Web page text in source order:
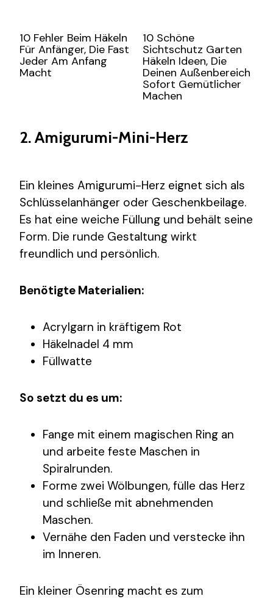
10 Fehler Beim Häkeln
Für Anfänger, Die Fast
Jeder Am Anfang
Macht
10 Schöne
Sichtschutz Garten
Häkeln Ideen, Die
Deinen Außenbereich
Sofort Gemütlicher
Machen
2. Amigurumi-Mini-Herz
Ein kleines Amigurumi-Herz eignet sich als
Schlüsselanhänger oder Geschenkbeilage.
Es hat eine weiche Füllung und behält seine
Form. Die runde Gestaltung wirkt
freundlich und persönlich.
Benötigte Materialien:
Acrylgarn in kräftigem Rot
Häkelnadel 4 mm
Füllwatte
So setzt du es um:
Fange mit einem magischen Ring an
und arbeite feste Maschen in
Spiralrunden.
Forme zwei Wölbungen, fülle das Herz
und schließe mit abnehmenden
Maschen.
Vernähe den Faden und verstecke ihn
im Inneren.
Ein kleiner Ösenring macht es zum